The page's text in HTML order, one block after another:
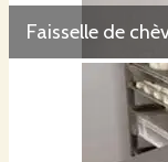
Faisselle de